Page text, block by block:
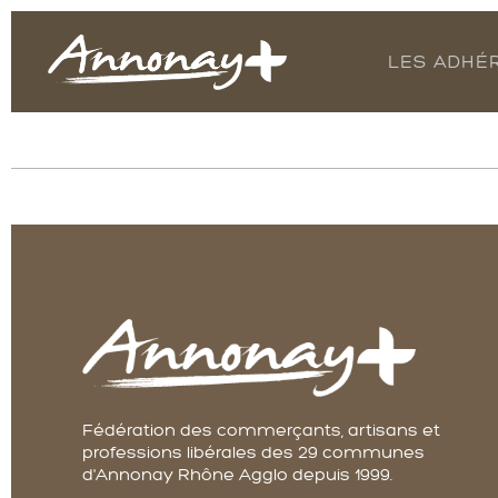
LES
Fédération des commerçants, artisans et
professions libérales des 29 communes
d'Annonay Rhône Agglo depuis 1999.